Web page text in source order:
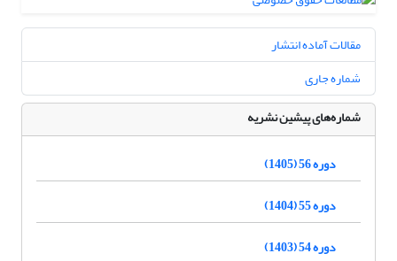
مقالات آماده انتشار
شماره جاری
شماره‌های پیشین نشریه
دوره 56 (1405)
دوره 55 (1404)
دوره 54 (1403)